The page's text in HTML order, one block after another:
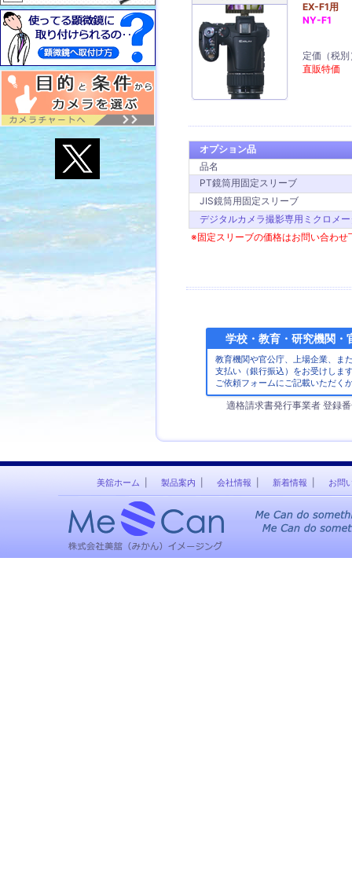
EX-F1用
NY-F1
定価（税別
直販特価
オプション品
品名
PT鏡筒用固定スリーブ
JIS鏡筒用固定スリーブ
デジタルカメラ撮影専用ミクロメ
※固定スリーブの価格はお問い合わせ
学校・教育・研究機関・
教育機関や官公庁、上場企業、ま
支払い（銀行振込）をお受けしま
ご依頼フォームにご記載いただく
適格請求書発行事業者 登
美舘ホーム 製品案内 会社情報 新着情報 お問